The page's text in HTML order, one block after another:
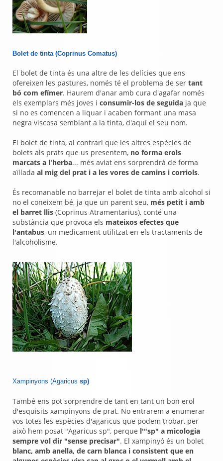
Bolet de tinta (Coprinus Comatus)
El bolet de tinta és una altre de les delícies que ens
ofereixen les pastures, només té el problema de ser tant
bó com efímer. Haurem d'anar amb cura d'agafar només
els exemplars més joves i consumir-los de seguida ja que
si no es comencen a liquar i acaben formant una masa
negra viscosa semblant a la tinta, d'aquí el seu nom.
El bolet de tinta, al contrari que les altres espècies de
bolets als prats que us presentem, no forma erols
marcats a l'herba... més aviat ens sorprendrà de forma
aïllada al mig del prat i a les vores de camins i corriols.
És recomanable no barrejar el bolet de tinta amb alcohol si
no el coneixem bé, ja que un parent seu, més petit i amb
el barret llis (Coprinus Atramentarius), conté una
substància que provoca els mateixos efectes que
l'antabus, un medicament utilitzat en els tractaments de
l'alcoholisme.
Xampinyons (Agaricus sp)
També ens pot sorprendre de tant en tant un bon erol
d'esquisits xampinyons de prat. No entrarem a enumerar-
vos totes les espècies d'agaricus que podem trobar, per
això hem posat "Agaricus sp", perque l'"sp" a micologia
sempre vol dir "sense precisar". El xampinyó és un bolet
blanc, amb anella, de carn blanca i consistent que en